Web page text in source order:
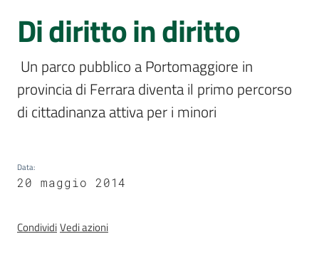
Notizie
Agenda
Assemblea
e
delle
Salta al contenuto
Di diritto in diritto
provincia di Ferrara diventa il primo percorso
di cittadinanza attiva per i minori
Data:
20 maggio 2014
CondividiVedi azioni